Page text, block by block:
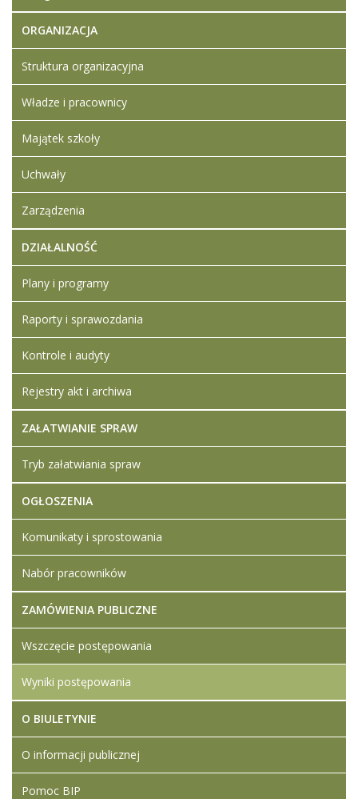
Protokół
"Dostawa
czystości"
07:12
ORGANIZACJA
Struktura organizacyjna
Władze i pracownicy
Majątek szkoły
Uchwały
Zarządzenia
DZIAŁALNOŚĆ
Plany i programy
Raporty i sprawozdania
Kontrole i audyty
Rejestry akt i archiwa
ZAŁATWIANIE SPRAW
Tryb załatwiania spraw
OGŁOSZENIA
Komunikaty i sprostowania
Nabór pracowników
ZAMÓWIENIA PUBLICZNE
Wszczęcie postępowania
Wyniki postępowania
O BIULETYNIE
O informacji publicznej
Pomoc BIP